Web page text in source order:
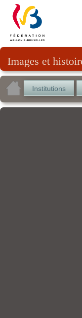
Images et
Institutions